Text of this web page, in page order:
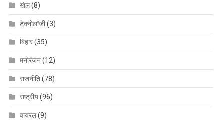
खेल(8)
टेक्नोलॉजी(3)
बिहार(35)
मनोरंजन(12)
राजनीति(78)
राष्ट्रीय(96)
वायरल(9)